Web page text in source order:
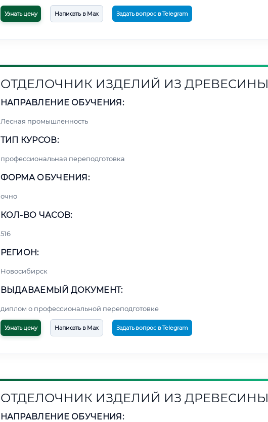
Узнать цену Написать в Max Задать вопрос в Telegram
ОТДЕЛОЧНИК ИЗДЕЛИЙ ИЗ ДРЕВЕСИНЫ
НАПРАВЛЕНИЕ ОБУЧЕНИЯ:
Лесная промышленность
ТИП КУРСОВ:
профессиональная переподготовка
ФОРМА ОБУЧЕНИЯ:
очно
КОЛ-ВО ЧАСОВ:
516
РЕГИОН:
Новосибирск
ВЫДАВАЕМЫЙ ДОКУМЕНТ:
диплом о профессиональной переподготовке
Узнать цену Написать в Max Задать вопрос в Telegram
ОТДЕЛОЧНИК ИЗДЕЛИЙ ИЗ ДРЕВЕСИНЫ
НАПРАВЛЕНИЕ ОБУЧЕНИЯ: